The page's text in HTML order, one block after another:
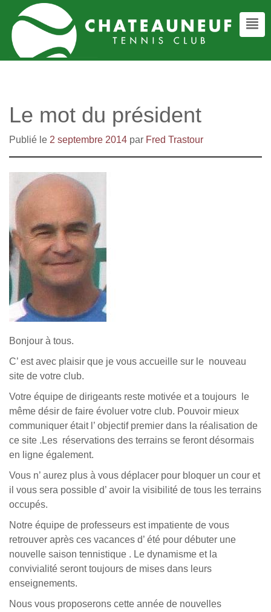
Le mot du président
Publié le 2 septembre 2014 par Fred Trastour
Bonjour à tous.
C’ est avec plaisir que je vous accueille sur le nouveau
site de votre club.
Votre équipe de dirigeants reste motivée et a toujours le
même désir de faire évoluer votre club. Pouvoir mieux
communiquer était l’ objectif premier dans la réalisation de
ce site .Les réservations des terrains se feront désormais
en ligne également.
Vous n’ aurez plus à vous déplacer pour bloquer un cour et
il vous sera possible d’ avoir la visibilité de tous les terrains
occupés.
Notre équipe de professeurs est impatiente de vous
retrouver après ces vacances d’ été pour débuter une
nouvelle saison tennistique . Le dynamisme et la
convivialité seront toujours de mises dans leurs
enseignements.
Nous vous proposerons cette année de nouvelles